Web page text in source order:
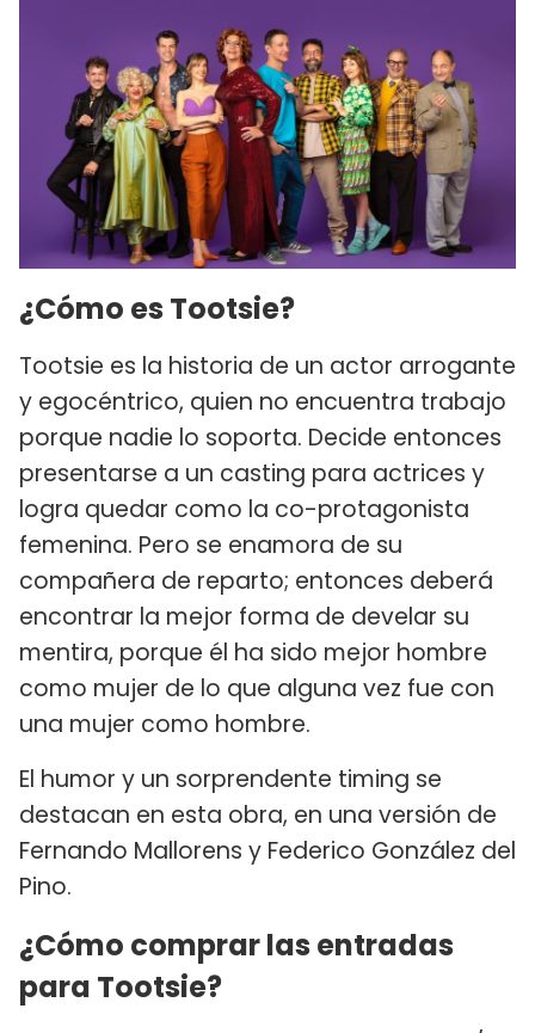
¿Cómo es Tootsie?
Tootsie es la historia de un actor arrogante
y egocéntrico, quien no encuentra trabajo
porque nadie lo soporta. Decide entonces
presentarse a un casting para actrices y
logra quedar como la co-protagonista
femenina. Pero se enamora de su
compañera de reparto; entonces deberá
encontrar la mejor forma de develar su
mentira, porque él ha sido mejor hombre
como mujer de lo que alguna vez fue con
una mujer como hombre.
El humor y un sorprendente timing se
destacan en esta obra, en una versión de
Fernando Mallorens y Federico González del
Pino.
¿Cómo comprar las entradas
para Tootsie?